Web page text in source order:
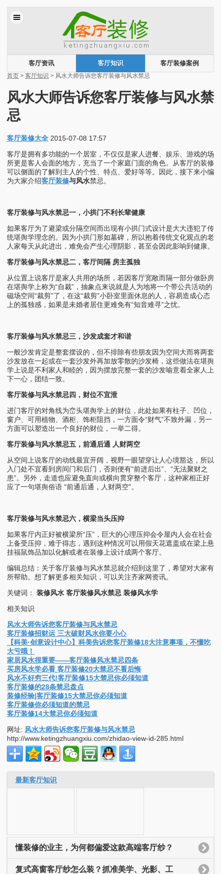
客厅资讯 客厅知识
客厅装修案例
首页 > 客厅知识 > 风水大师告诉您客厅装修与风水禁忌
风水大师告诉您客厅装修与风水禁
忌
客厅装修大全 2015-07-08 17:57
客厅是拥有多功能的一个居室，不仅仅是家人进餐、娱乐、游戏的场
所更是客人会面的地方，充当了一个家庭门面的角色。从客厅的装修
可以侧面的了解到主人的个性、特点、爱好等等。因此，接下来小编
为大家介绍客厅装修与风水禁忌。
客厅装修与风水禁忌一，小拱门不利长辈健康
如果客厅为了避梁或分隔空间而出现有小拱门式设计是大大违犯了传
统堪舆学理念的。因为小拱门形如墓碑，所以抱着传统文化观点的老
人家每天从此进出，难免会产生心理阴影，甚至会因此影响到健康。
客厅装修与风水禁忌二，客厅间隔 房主孤独
从位置上说客厅是家人共用的场所，若因客厅宽敞而隔一部分做卧房
在堪舆学上称为“自裁”，抽象点来说就是人为地将一个带公共活动的
磁场空间“裁剪”了，在这“裁剪”小卧室里面休息的人，容易造成心态
上的孤独感，如果是未婚者居住更难免有“知音难寻”之忧。
客厅装修与风水禁忌三，沙发成套才和谐
一般沙发肯定是整套摆设的，但不排除有些朋友因为空间大而将两套
沙发放在一起或在一套沙发外再加放零散的沙发椅，这些做法在堪舆
学上说是不利家人和睦的，因为摆放完整一套的沙发喻意着全家人上
下一心，团结一致。
客厅装修与风水禁忌四，财位不宜泄
进门客厅的对角线为峦头堪舆学上的财位，此处如果有柱子、凹位，
窗户、可用植物、酒柜、饰柜阻挡，一方面令“财气”不致外漏，另一
方面可以塑造出一个良好的财位，一举二得。
客厅装修与风水禁忌五，前通后通 人财两空
从空间上说客厅的动线最宜开阔，视野一眼望穿让人心境豁达，所以
入门处不宜看到房间门和后门，否则便有“前进后出”、“无法聚财之
患”。另外，走道也应避免直向或横向贯穿整个客厅，这种家相正好
应了一句堪舆俗语 “前通后通，人财两空”。
客厅装修与风水禁忌六，横梁当头压抑
如果客厅内正好被横梁所“压”，巨大的心理压抑会令屋内人会在社会
上备受压抑，难于得志，遇到这种情况可以用假天花遮盖或在梁上悬
挂福鼠饰品加以化解或者在装修上设计成两个客厅。
编辑总结：关于客厅装修与风水禁忌就介绍到这里了，希望对大家有
所帮助。想了解更多相关知识，可以关注齐家网资讯。
关键词： 装修风水 客厅装修风水禁忌 装修风水学
相关知识
风水大师告诉您客厅装修与风水禁忌
客厅装修招财运 三大破财风水你要小心
【科美·创意设计中心】科美告诉您客厅装修18大注意事项，不懂吃
大亏哦！
家居风水很重要——客厅装修风水禁忌四条
买房风水学必看 客厅装修20大禁忌不看后悔
风水不好穷三代!客厅装修15大禁忌你必须知道
客厅装修的28条禁忌盘点
装修经验|客厅装修15大禁忌你必须知道
客厅装修你必须知道的禁忌
客厅装修14大禁忌你必须知道
网址: 风水大师告诉您客厅装修与风水禁忌
http://www.ketingzhuangxiu.com/zhidao-view-id-285.html
最新客厅知识
懂装修的业主，为何都偏爱这款高端客厅纱？
复式高窗客厅纱怎么装？抓准美学、光影、工